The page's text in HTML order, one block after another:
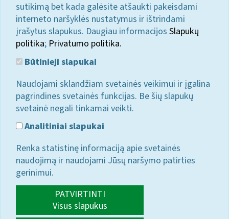
sutikimą bet kada galėsite atšaukti pakeisdami
interneto naršyklės nustatymus ir ištrindami
įrašytus slapukus. Daugiau informacijos Slapukų
politika; Privatumo politika.
Būtinieji slapukai
Naudojami sklandžiam svetainės veikimui ir įgalina
pagrindines svetainės funkcijas. Be šių slapukų
svetainė negali tinkamai veikti.
Analitiniai slapukai
Renka statistinę informaciją apie svetainės
naudojimą ir naudojami Jūsų naršymo patirties
gerinimui.
PATVIRTINTI
Visus slapukus